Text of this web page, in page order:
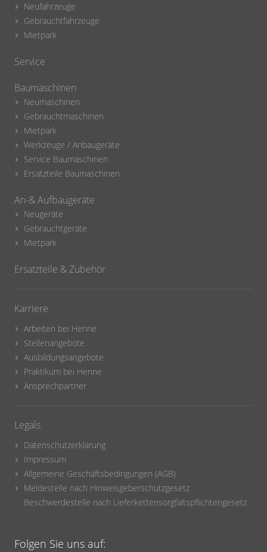
Neufahrzeuge
Gebrauchtfahrzeuge
Mietpark
Service
Baumaschinen
Neumaschinen
Gebrauchtmaschinen
Mietpark
Werkzeuge / Anbaugeräte
Service Baumaschinen
Ersatzteile Baumaschinen
An-& Aufbaugeräte
Neugeräte
Gebrauchtgeräte
Mietpark
Ersatzteile & Zubehör
Karriere
Arbeiten bei Henne
Stellenangebote
Ausbildungsangebote
Praktikum bei Henne
Ansprechpartner
Legals
Datenschutzerklärung
Impressum
Allgemeine Geschäftsbedingungen (AGB)
Meldestelle nach Hinweisgeberschutzgesetz
Beschwerdestelle nach Lieferkettensorgfaltspflichtengesetz
Folgen Sie uns auf: